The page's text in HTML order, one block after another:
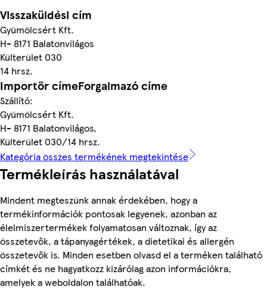
Visszaküldési cím
Gyümölcsért Kft.
H- 8171 Balatonvilágos
Külterület 030
14 hrsz.
Importőr címeForgalmazó címe
Szállító:
Gyümölcsért Kft.
H- 8171 Balatonvilágos,
Külterület 030/14 hrsz.
Kategória összes termékének megtekintése
Termékleírás használatával
Mindent megteszünk annak érdekében, hogy a
termékinformációk pontosak legyenek, azonban az
élelmiszertermékek folyamatosan változnak, így az
összetevők, a tápanyagértékek, a dietetikai és allergén
összetevők is. Minden esetben olvasd el a terméken található
címkét és ne hagyatkozz kizárólag azon információkra,
amelyek a weboldalon találhatóak.